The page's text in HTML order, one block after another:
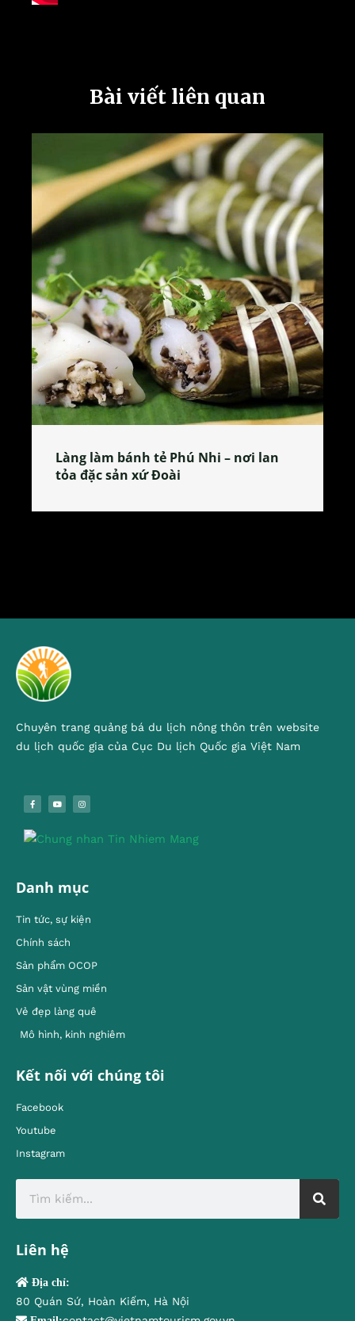
Bài viết liên quan
Làng làm bánh tẻ Phú Nhi – nơi lan
tỏa đặc sản xứ Đoài
Chuyên trang quảng bá du lịch nông thôn trên website
du lịch quốc gia của Cục Du lịch Quốc gia Việt Nam
Danh mục
Tin tức, sự kiện
Chính sách
Sản phẩm OCOP
Sản vật vùng miền
Vẻ đẹp làng quê
Mô hình, kinh nghiêm
Kết nối với chúng tôi
Facebook
Youtube
Instagram
Liên hệ
Địa chỉ:
80 Quán Sứ, Hoàn Kiếm, Hà Nội